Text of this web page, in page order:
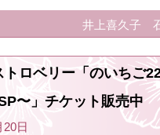
井上喜久子
トロベリー「のいちご
〜」チケット販売中
20日